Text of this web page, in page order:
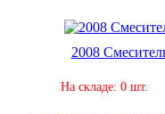
2008
На складе: 0 шт.